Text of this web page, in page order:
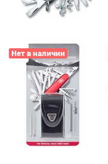
Нет в наличии